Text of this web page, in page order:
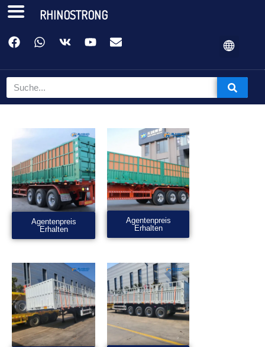
Agentenpreis
Erhalten
Agentenpreis
Erhalten
RHINOSTRONG